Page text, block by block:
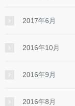
2017年6月
2016年10月
2016年9月
2016年8月